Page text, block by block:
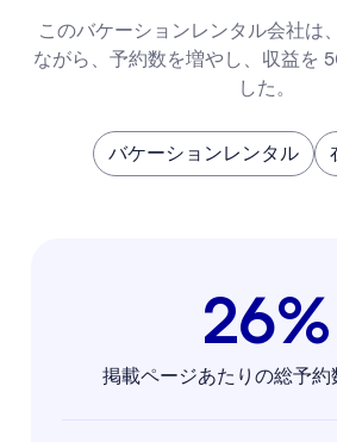
このバケーションレンタル会社は
ながら、予約数を増やし、収益を
した。
バケーションレンタル
26%
掲載ページあたりの総予約